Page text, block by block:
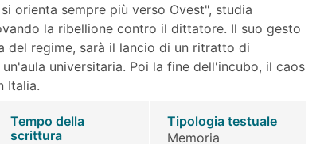
orienta sempre più verso Ovest", studia
la ribellione contro il dittatore. Il suo gesto
del regime, sarà il lancio di un ritratto di
universitaria. Poi la fine dell'incubo, il caos
Italia.
Tempo della
scrittura
Tipologia testuale
Memoria